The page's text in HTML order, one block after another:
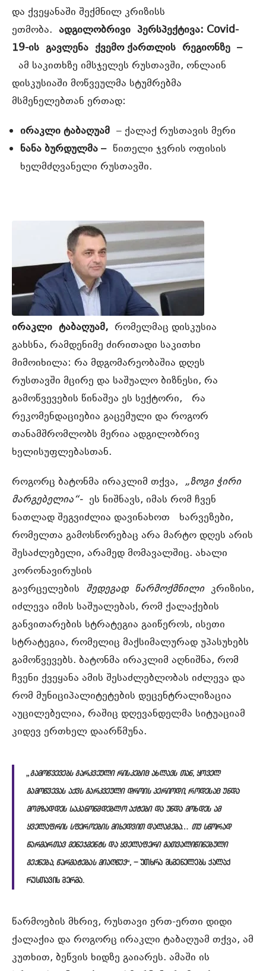
და ქვეყანაში შექმნილ კრიზისს
ეთმობა. ადგილობრივი პერსპექტივა: Covid-
19-ის გავლენა ქვემო ქართლის რეგიონზე –
ამ საკითხზე იმსჯელეს რუსთავში, ონლაინ
დისკუსიაში მოწვეულმა სტუმრებმა
მსმენელებთან ერთად:
ირაკლი ტაბაღუამ – ქალაქ რუსთავის მერი
ნანა ბურდულმა – წითელი ჯვრის ოფისის
ხელმძღვანელი რუსთავში.
ირაკლი ტაბაღუამ, რომელმაც დისკუსია
გახსნა, რამდენიმე ძირითადი საკითხი
მიმოიხილა: რა მდგომარეობაშია დღეს
რუსთავში მცირე და საშუალო ბიზნესი, რა
გამოწვევების წინაშეა ეს სექტორი, რა
რეკომენდაციებია გაცემული და როგორ
თანამშრომლობს მერია ადგილობრივ
ხელისუფლებასთან.
როგორც ბატონმა ირაკლიმ თქვა, „ზოგი ჭირი
მარგებელია“-ეს ნიშნავს, იმას რომ ჩვენ
ნათლად შეგვიძლია დავინახოთ ხარვეზები,
რომელთა გამოსწორებაც არა მარტო დღეს არის
შესაძლებელი, არამედ მომავალშიც. ახალი
კორონავირუსის
გავრცელების შედეგად წარმოქმნილიკრიზისი,
იძლევა იმის საშუალებას, რომ ქალაქების
განვითარების სტრატეგია გაიწეროს, ისეთი
სტრატეგია, რომელიც მაქსიმალურად უპასუხებს
გამოწვევებს. ბატონმა ირაკლიმ აღნიშნა, რომ
ჩვენი ქვეყანა ამის შესაძლებლობას იძლევა და
რომ მუნიციპალიტეტების დეცენტრალიზაცია
აუცილებელია, რაშიც დღევანდელმა სიტუაციამ
კიდევ ერთხელ დაარწმუნა.
„გამოწვევებს გარკვეული რისკებიც ახლავს თან, ყოველ
გამოწვევას აქვს გარკვეული დროის პერიოდი, როდესაც უნდა
მომზადდეს საკანონმდებლო აქტები და უნდა მოხდეს ამ
ყველაფრის სფეროების მიხედვით დალაგება… თუ სწორად
წარმართავ მენეჯმენტს და ყველაფერი გათვალიწინებული
გექნება, წარმატებას მიაღწევ“,– უთხრა მსმენელებს ქალაქ
რუსთავის მერმა.
წარმოების მხრივ, რუსთავი ერთ-ერთი დიდი
ქალაქია და როგორც ირაკლი ტაბაღუამ თქვა, ამ
კუთხით, ბეწვის ხიდზე გაიარეს. ამაში ის